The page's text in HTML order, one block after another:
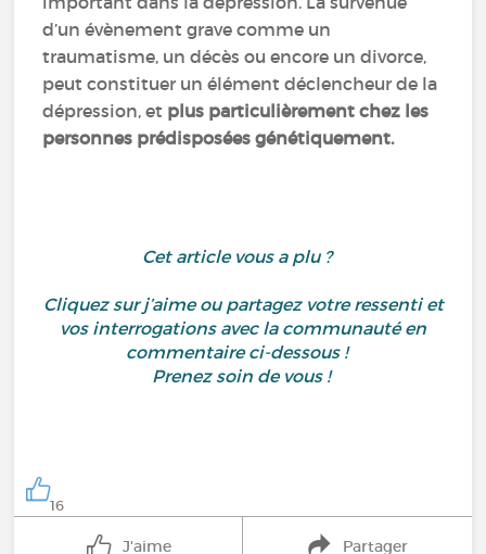
d’un évènement grave comme un
traumatisme, un décès ou encore un divorce,
peut constituer un élément déclencheur de la
dépression, et plus particulièrement chez les
personnes prédisposées génétiquement.
Cet article vous a plu ?
Cliquez sur j’aime ou partagez votre ressenti et
vos interrogations avec la communauté en
commentaire ci-dessous !
Prenez soin de vous !
16
J'aime Partager